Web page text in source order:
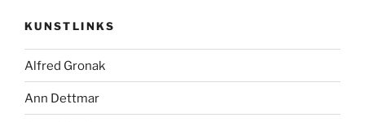
KUNSTLINKS
Alfred Gronak
Ann Dettmar